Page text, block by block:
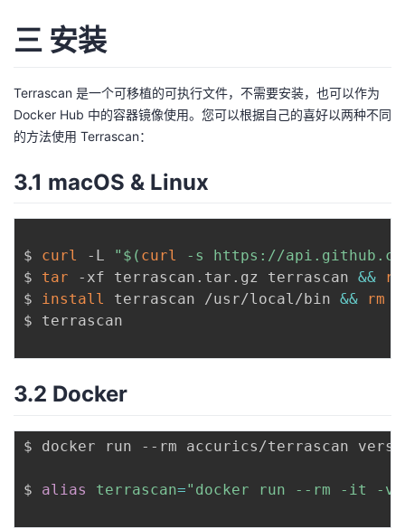
课的
证
我
实
的
藏
持
建
三 安装
Terrascan 是一个可移植的可执行文件，不需要安装，也可以作为
Docker Hub 中的容器镜像使用。您可以根据自己的喜好以两种不同
的方法使用 Terrascan：
3.1 macOS & Linux
$ curl -L " $( curl
-s https://
$ tar -xf terrascan.tar.gz terrascan && rm
$ install terrascan /usr/local/bin && rm
$ terrascan
3.2 Docker
$ docker run --rm accurics/terrascan
$ alias terrascan="docker run --rm -it -v